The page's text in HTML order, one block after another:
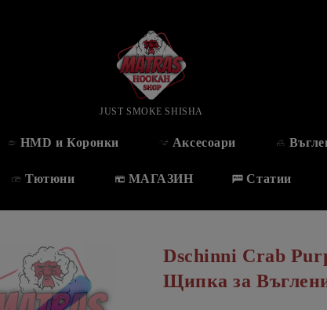
JUST SMOKE SHISHA
HMD и Коронки Аксесоари
Тютюни МАГАЗИН Статии
Dschinni Crab
Щипка за